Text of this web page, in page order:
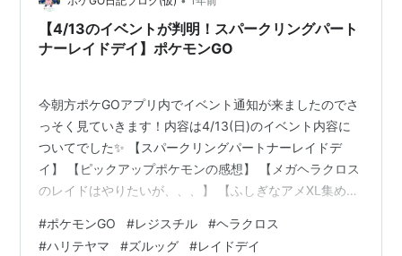
てがえしの性能】 公式ブログにはやて…
【4/13のイベントが判明！スパークリングパート
ナーレイドデイ】ポケモンGO
今朝方ポケGOアプリ内でイベント通知が来ましたのでさ
っそく見ていきます！内容は4/13(日)のイベント内容に
ついてでした✨ 【スパークリングパートナーレイドデ
イ】 【ピックアップポケモンの感想】 【メガヘラクロス
のレイドはやりたいが、、、】 【ふしぎなアメXL集めに
以前からかくとうタイプのポケモンがレイドで出現する
#ポケモンGO #レジスチル #ヘラクロス
#ハリテヤマ #ズルッグ #レイドデイ